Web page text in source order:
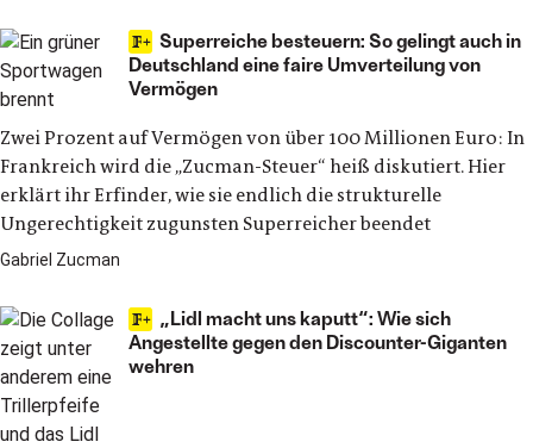
Superreiche besteuern: So gelingt auch in
Deutschland eine faire Umverteilung von
Vermögen
Zwei Prozent auf Vermögen von über 100 Millionen Euro: In
Frankreich wird die „Zucman-Steuer“ heiß diskutiert. Hier
erklärt ihr Erfinder, wie sie endlich die strukturelle
Ungerechtigkeit zugunsten Superreicher beendet
Gabriel Zucman
„Lidl macht uns kaputt“: Wie sich
Angestellte gegen den Discounter-Giganten
wehren